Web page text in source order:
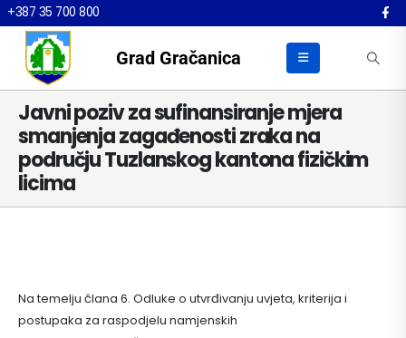
+387 35 700 800
Grad Gračanica
Javni poziv za sufinansiranje mjera
smanjenja zagađenosti zraka na
području Tuzlanskog kantona fizičkim
licima
Na temelju člana 6. Odluke o utvrđivanju uvjeta, kriterija i
postupaka za raspodjelu namjenskih